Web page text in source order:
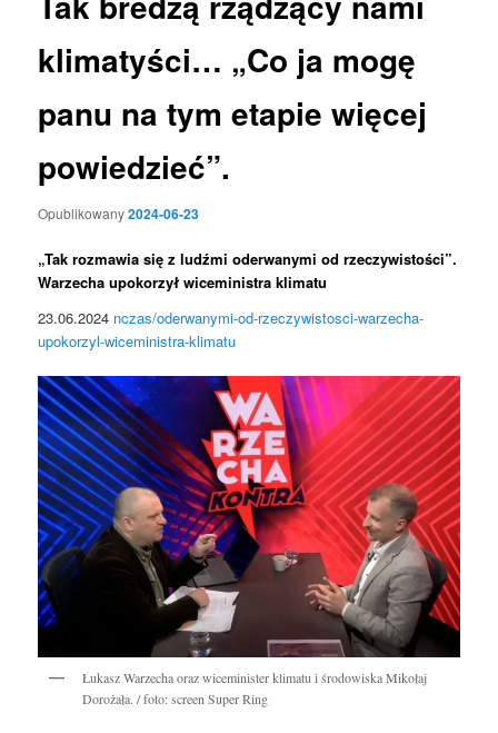
klimatyści… „Co ja mogę
panu na tym etapie więcej
powiedzieć”.
Opublikowany2024-06-23
„Tak rozmawia się z ludźmi oderwanymi od rzeczywistości”.
Warzecha upokorzył wiceministra klimatu
23.06.2024 nczas/oderwanymi-od-rzeczywistosci-warzecha-
upokorzyl-wiceministra-klimatu
Łukasz Warzecha oraz wiceminister klimatu i środowiska Mikołaj
Dorożała. / foto: screen Super Ring